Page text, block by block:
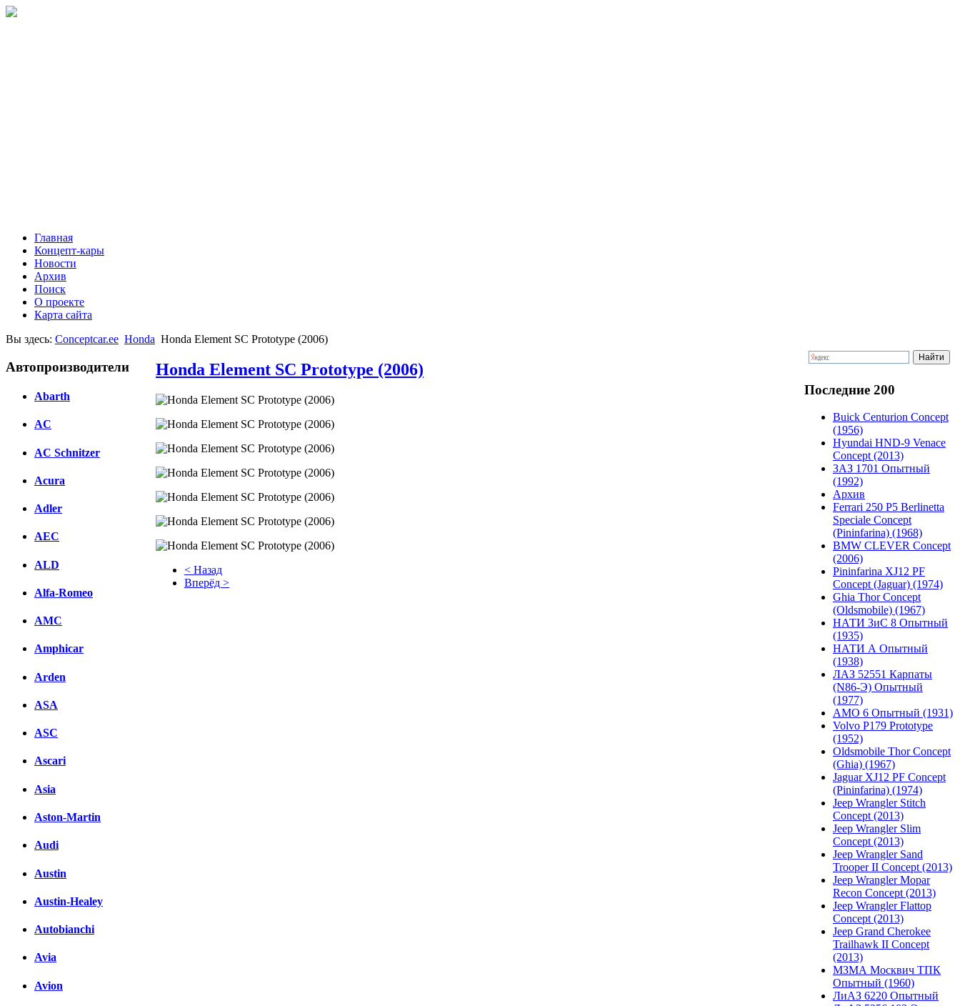
Главная
Концепт-кары
Новости
Архив
Поиск
О проекте
Карта сайта
Вы здесь: Conceptcar.ee Honda Honda Element SC Prototype (2006)
Автопроизводители
Abarth
AC
AC Schnitzer
Acura
Adler
AEC
ALD
Alfa-Romeo
AMC
Amphicar
Arden
ASA
ASC
Ascari
Asia
Aston-Martin
Audi
Austin
Austin-Healey
Autobianchi
Avia
Avion
Honda Element SC Prototype (2006)
< Назад
Вперёд >
Последние 200
Buick Centurion Concept
(1956)
Hyundai HND-9 Venace
Concept (2013)
ЗАЗ 1701 Опытный
(1992)
Архив
Ferrari 250 P5 Berlinetta
Speciale Concept
(Pininfarina) (1968)
BMW CLEVER Concept
(2006)
Pininfarina XJ12 PF
Concept (Jaguar) (1974)
Ghia Thor Concept
(Oldsmobile) (1967)
НАТИ ЗиС 8 Опытный
(1935)
НАТИ А Опытный
(1938)
ЛАЗ 52551 Карпаты
(N86-Э) Опытный
(1977)
АМО 6 Опытный (1931)
Volvo P179 Prototype
(1952)
Oldsmobile Thor Concept
(Ghia) (1967)
Jaguar XJ12 PF Concept
(Pininfarina) (1974)
Jeep Wrangler Stitch
Concept (2013)
Jeep Wrangler Slim
Concept (2013)
Jeep Wrangler Sand
Trooper II Concept (2013)
Jeep Wrangler Mopar
Recon Concept (2013)
Jeep Wrangler Flattop
Concept (2013)
Jeep Grand Cherokee
Trailhawk II Concept
(2013)
МЗМА Москвич ТПК
Опытный (1960)
ЛиАЗ 6220 Опытный